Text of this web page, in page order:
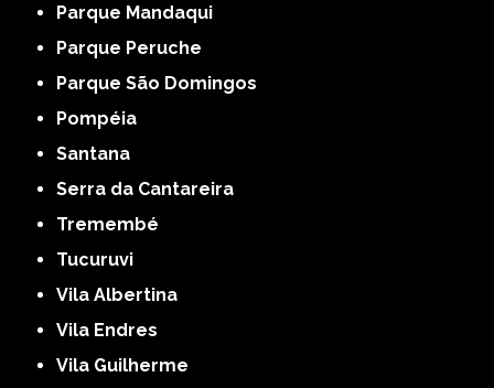
Parque Mandaqui
Parque Peruche
Parque São Domingos
Pompéia
Santana
Serra da Cantareira
Tremembé
Tucuruvi
Vila Albertina
Vila Endres
Vila Guilherme